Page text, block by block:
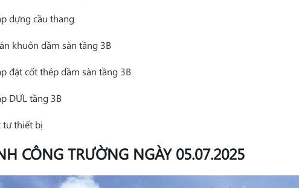
dựng cầu thang
khuôn dầm sàn tầng 3B
đặt cốt thép dầm sàn tầng 3B
DƯL tầng 3B
tư thiết bị
CÔNG TRƯỜNG NGÀY 05.07.2025